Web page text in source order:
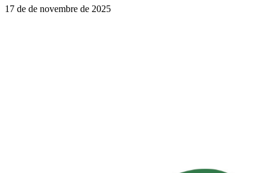
17 de de novembre de 2025